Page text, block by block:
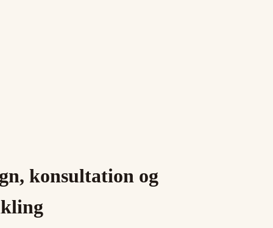
konsultation og